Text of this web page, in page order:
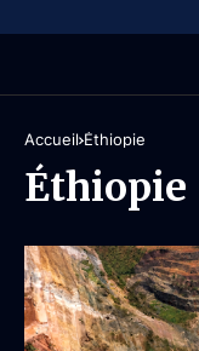
Accueil Éthiopie
Éthiopie